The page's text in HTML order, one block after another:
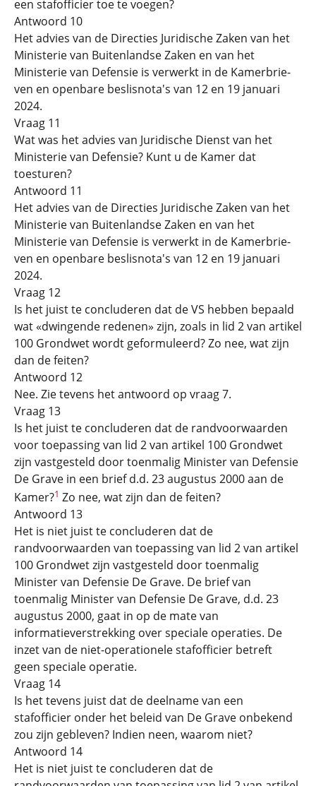
een stafofficier toe te voegen?
Antwoord 10
Het advies van de Directies Juridische Zaken van het
Ministerie van Buitenlandse Zaken en van het
Ministerie van Defensie is verwerkt in de Kamerbrie-
ven en openbare beslisnota's van 12 en 19 januari
2024.
Vraag 11
Wat was het advies van Juridische Dienst van het
Ministerie van Defensie? Kunt u de Kamer dat
toesturen?
Antwoord 11
Het advies van de Directies Juridische Zaken van het
Ministerie van Buitenlandse Zaken en van het
Ministerie van Defensie is verwerkt in de Kamerbrie-
ven en openbare beslisnota's van 12 en 19 januari
2024.
Vraag 12
Is het juist te concluderen dat de VS hebben bepaald
wat «dwingende redenen» zijn, zoals in lid 2 van artikel
100 Grondwet wordt geformuleerd? Zo nee, wat zijn
dan de feiten?
Antwoord 12
Nee. Zie tevens het antwoord op vraag 7.
Vraag 13
Is het juist te concluderen dat de randvoorwaarden
voor toepassing van lid 2 van artikel 100 Grondwet
zijn vastgesteld door toenmalig Minister van Defensie
De Grave in een brief d.d. 23 augustus 2000 aan de
Kamer?1 Zo nee, wat zijn dan de feiten?
Antwoord 13
Het is niet juist te concluderen dat de
randvoorwaarden van toepassing van lid 2 van artikel
100 Grondwet zijn vastgesteld door toenmalig
Minister van Defensie De Grave. De brief van
toenmalig Minister van Defensie De Grave, d.d. 23
augustus 2000, gaat in op de mate van
informatieverstrekking over speciale operaties. De
inzet van de niet-operationele stafofficier betreft
geen speciale operatie.
Vraag 14
Is het tevens juist dat de deelname van een
stafofficier onder het beleid van De Grave onbekend
zou zijn gebleven? Indien neen, waarom niet?
Antwoord 14
Het is niet juist te concluderen dat de